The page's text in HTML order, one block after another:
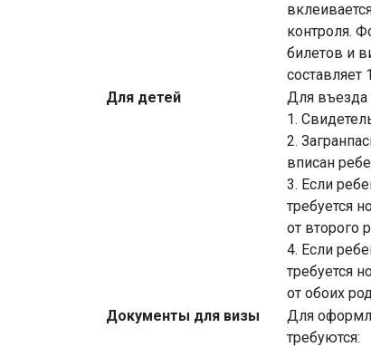
контроля.
билетов и
составляет
Для детей
Для въезда
1.
2.
вписан
3. Если
требуется
от второго
4. Если
требуется
от обоих
Документы для визы
Для
требуются: